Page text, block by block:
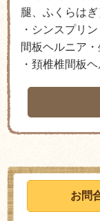
腿、ふくらは
・シンスプリ
間板ヘルニア
・頚椎椎間板
お問